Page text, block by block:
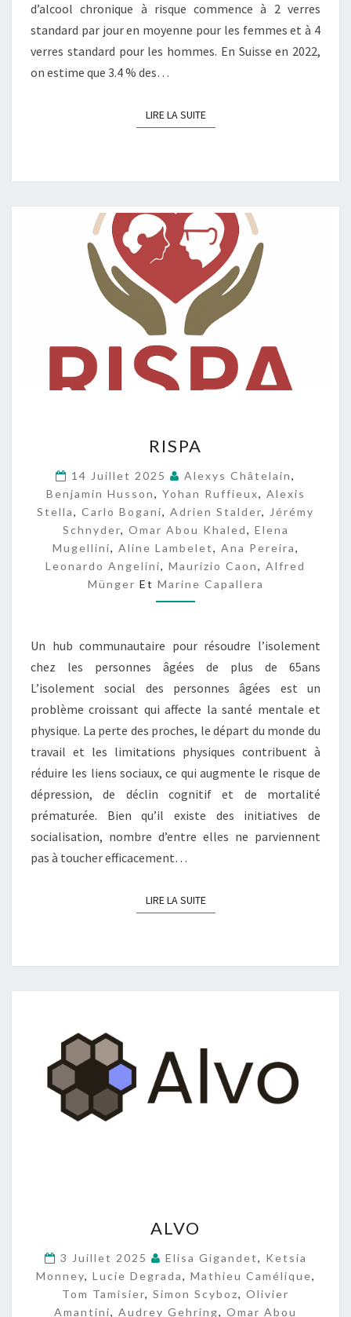
d’alcool chronique à risque commence à 2 verres
standard par jour en moyenne pour les femmes et à 4
verres standard pour les hommes. En Suisse en 2022,
on estime que 3.4 % des…
LIRE LA SUITELIRE LA SUITE
I
P
A
RISPA
14 Juillet 2025 Alexys Châtelain,
Benjamin Husson, Yohan Ruffieux, Alexis
Stella, Carlo Bogani, Adrien Stalder,
Jérémy
Schnyder, Omar Abou Khaled, Elena
Mugellini, Aline Lambelet, Ana Pereira,
Leonardo Angelini, Maurizio Caon, Alfred
Münger Et Marine Capallera
Un hub communautaire pour résoudre l’isolement
chez les personnes âgées de plus de 65ans
L’isolement social des personnes âgées est un
problème croissant qui affecte la santé mentale et
physique. La perte des proches, le départ du monde du
travail et les limitations physiques contribuent à
réduire les liens sociaux, ce qui augmente le risque de
dépression, de déclin cognitif et de mortalité
prématurée. Bien qu’il existe des initiatives de
socialisation, nombre d’entre elles ne parviennent
pas à toucher efficacement…
LIRE LA SUITELIRE LA SUITE
L
O
ALVO
3 Juillet 2025 Elisa Gigandet, Ketsia
Monney, Lucie Degrada, Mathieu Camélique,
Tom Tamisier, Simon Scyboz, Olivier
Amantini, Audrey Gehring, Omar Abou